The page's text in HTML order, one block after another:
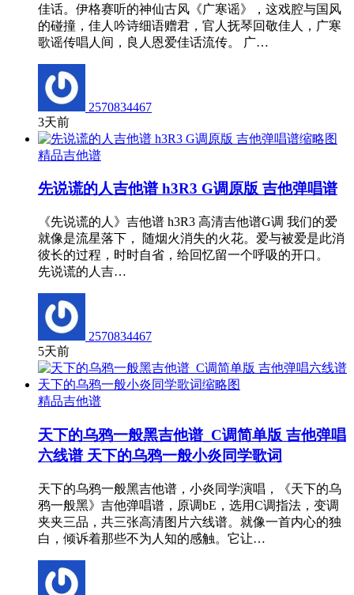
佳话。伊格赛听的神仙古风《广寒谣》，这戏腔与国风
的碰撞，佳人吟诗细语赠君，官人抚琴回敬佳人，广寒
歌谣传唱人间，良人恩爱佳话流传。 广…
2570834467
3天前
精品吉他谱
先说谎的人吉他谱 h3R3 G调原版 吉他弹唱谱
《先说谎的人》吉他谱 h3R3 高清吉他谱G调 我们的爱
就像是流星落下， 随烟火消失的火花。爱与被爱是此消
彼长的过程，时时自省，给回忆留一个呼吸的开口。
先说谎的人吉…
2570834467
5天前
精品吉他谱
天下的乌鸦一般黑吉他谱_C调简单版 吉他弹唱
六线谱 天下的乌鸦一般小炎同学歌词
天下的乌鸦一般黑吉他谱，小炎同学演唱，《天下的乌
鸦一般黑》吉他弹唱谱，原调bE，选用C调指法，变调
夹夹三品，共三张高清图片六线谱。就像一首内心的独
白，倾诉着那些不为人知的感触。它让…